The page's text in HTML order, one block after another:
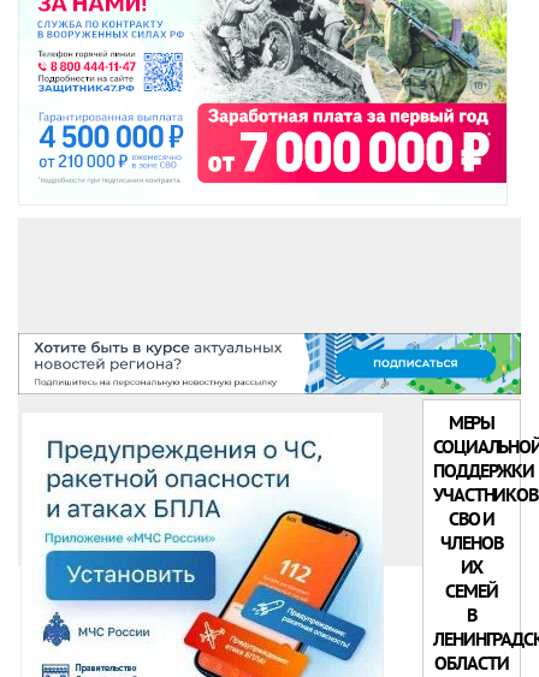
МЕРЫ
ПОДДЕРЖКИ
УЧАСТНИКОВ
СВО И
ЧЛЕНОВ
ИХ
СЕМЕЙ
В
ОБЛАСТИ